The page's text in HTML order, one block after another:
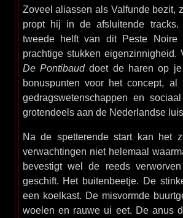
Zoveel aliassen als Valfunde bezit,
propt hij in de afsluitende
tweede helft van dit Peste Noire
prachtige stukken eigenzinnigheid.
De Pontibauddoet de haren op je
bonuspunten voor het concept,
gedragswetenschappen en
grotendeels aan de Nederlandse
Na de spetterende start kan het
verwachtingen niet helemaal
bevestigt wel de reeds
geschift. Het buitenbeetje. De
een koelkast. De misvormde
woelen en rauwe ui eet. De anus